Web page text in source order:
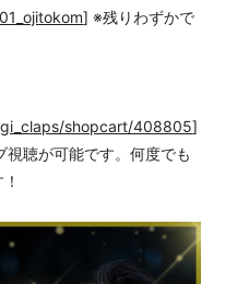
] ※残りわずかで
shopcart/408805]
聴が可能です。何度でも